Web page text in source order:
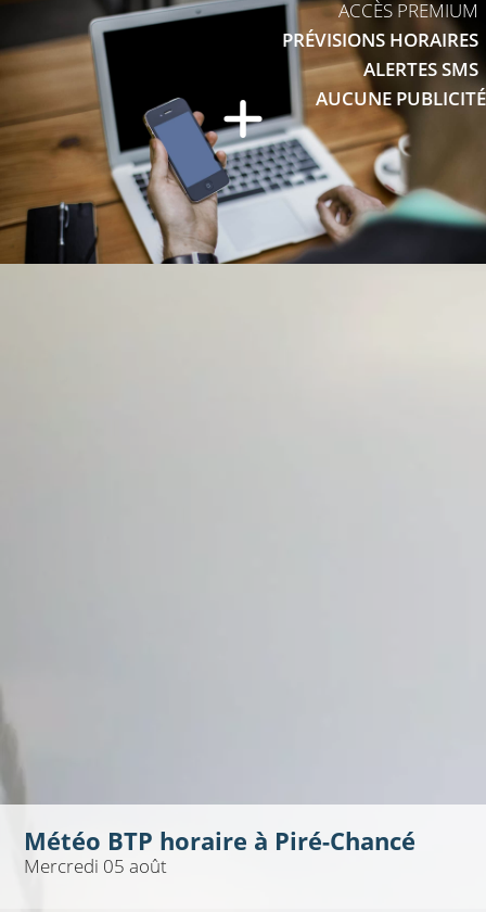
ACCÈS PREMIUM
PRÉVISIONS HORAIRES
ALERTES SMS
AUCUNE PUBLICITÉ
Météo BTP horaire à Piré-Chancé
Mercredi 05 août